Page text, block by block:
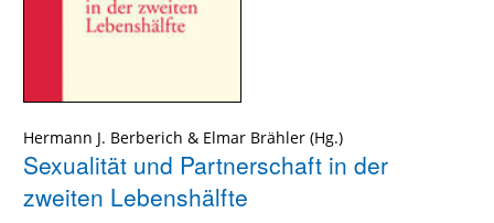
Hermann J. Berberich & Elmar Brähler
Sexualität und Partnerschaft in der
zweiten Lebenshälfte